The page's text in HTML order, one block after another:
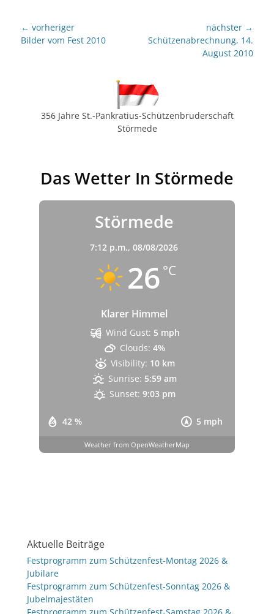
Beitragsnavigation
← vorheriger
Vorheriger
Bilder vom Fest 2010
nächster →
nächster
Schützenabrechnung, 14.
August 2010
356 Jahre St.-Pankratius-Schützenbruderschaft
Störmede
Das Wetter In Störmede
Störmede
7:12 p.m., 08/08/2026
26 °C
Klarer Himmel
42 % 5 mph
Wind Gust: 5 mph
Clouds: 4%
Visibility: 10 km
Sunrise: 5:59 am
Sunset: 9:03 pm
Weather from OpenWeatherMap
Aktuelle Beiträge
Festprogramm zum Schützenfest-Montag 2026 &
Jubilare
Festprogramm zum Schützenfest-Sonntag 2026 &
Jubelmajestäten